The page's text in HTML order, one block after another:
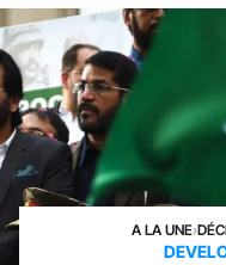
A LA UNE›